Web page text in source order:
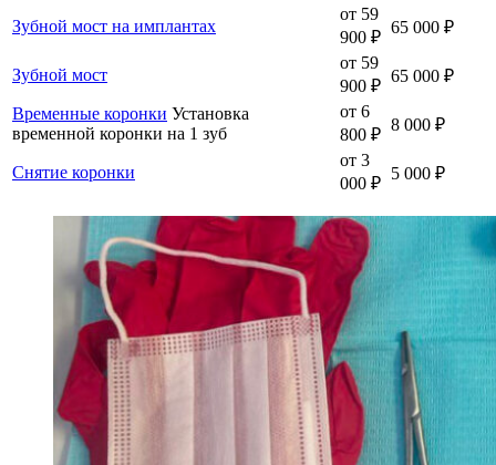
Зубной мост на имплантах
от 59
900 ₽
65 000 ₽
Зубной мост
от 59
900 ₽
65 000 ₽
Временные коронки Установка
временной коронки на 1 зуб
от 6
800 ₽
8 000 ₽
Снятие коронки
от 3
000 ₽
5 000 ₽